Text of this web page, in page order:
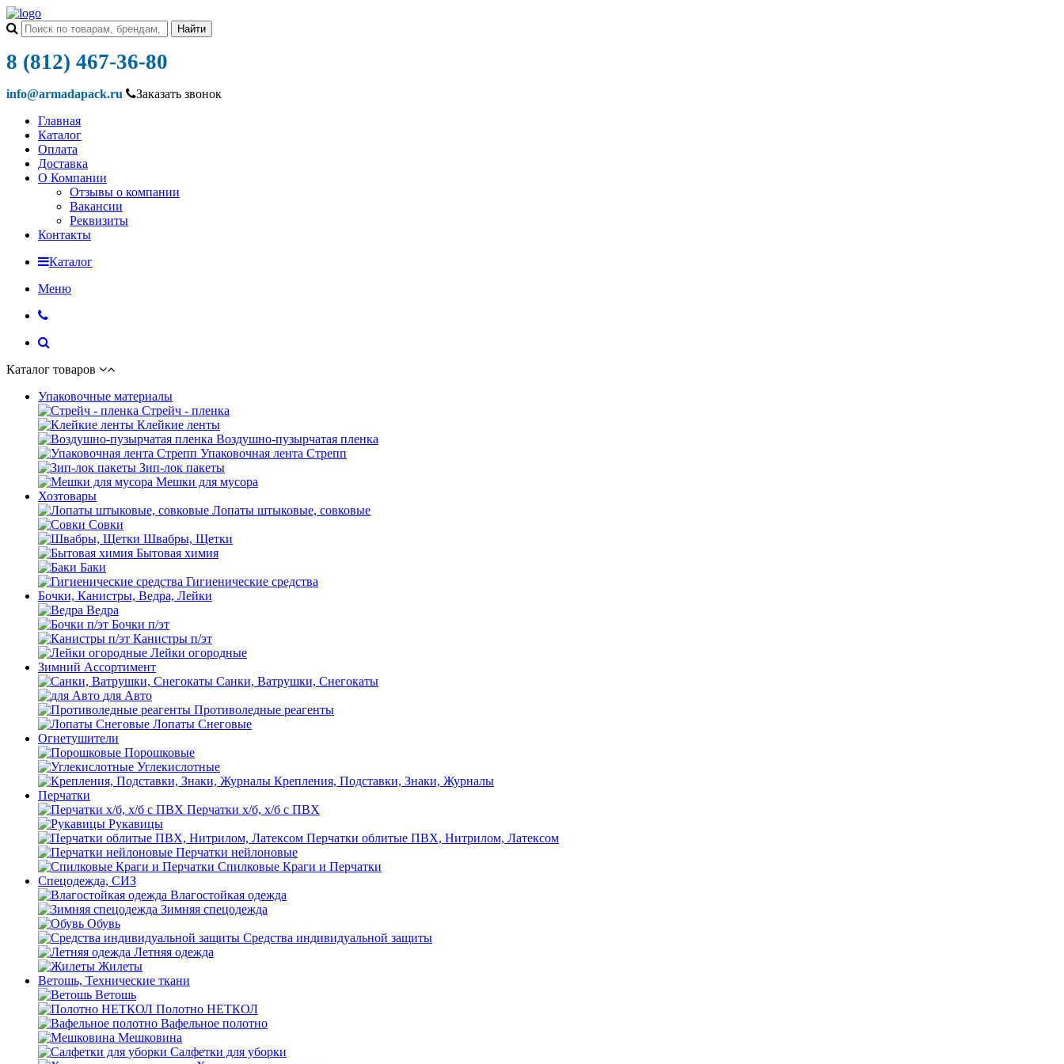
8 (812) 467-36-80
info@armadapack.ru
Заказать звонок
Главная
Каталог
Оплата
Доставка
О Компании
Отзывы о компании
Вакансии
Реквизиты
Контакты
Каталог
Меню
Каталог товаров
Упаковочные материалы
Стрейч - пленка
Клейкие ленты
Воздушно-пузырчатая пленка
Упаковочная лента Стрепп
Зип-лок пакеты
Мешки для мусора
Хозтовары
Лопаты штыковые, совковые
Совки
Швабры, Щетки
Бытовая химия
Баки
Гигиенические средства
Бочки, Канистры, Ведра, Лейки
Ведра
Бочки п/эт
Канистры п/эт
Лейки огородные
Зимний Ассортимент
Санки, Ватрушки, Снегокаты
для Авто
Противоледные реагенты
Лопаты Снеговые
Огнетушители
Порошковые
Углекислотные
Крепления, Подставки, Знаки, Журналы
Перчатки
Перчатки х/б, х/б с ПВХ
Рукавицы
Перчатки облитые ПВХ, Нитрилом, Латексом
Перчатки нейлоновые
Спилковые Краги и Перчатки
Спецодежда, СИЗ
Влагостойкая одежда
Зимняя спецодежда
Обувь
Средства индивидуальной защиты
Летняя одежда
Жилеты
Ветошь, Технические ткани
Ветошь
Полотно НЕТКОЛ
Вафельное полотно
Мешковина
Салфетки для уборки